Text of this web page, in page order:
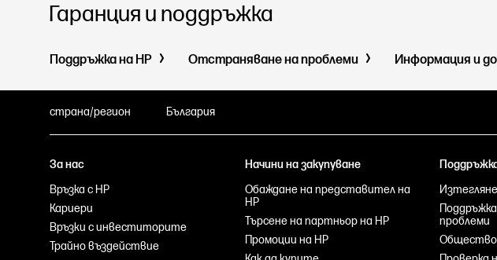
Гаранция и поддръжка
Поддръжка на HP Отстраняване на проблеми Информация и
страна/регион България
За нас
Връзка с HP
Кариери
Връзки с инвеститорите
Трайно въздействие
Начини на закупуване
Обаждане на представител на
HP
Търсене на партньор на HP
Промоции на HP
проблеми
Общество